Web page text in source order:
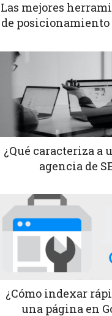
Las mejores
de posicionamiento
¿Qué caracteriza a
agencia de
¿Cómo indexar
una página en